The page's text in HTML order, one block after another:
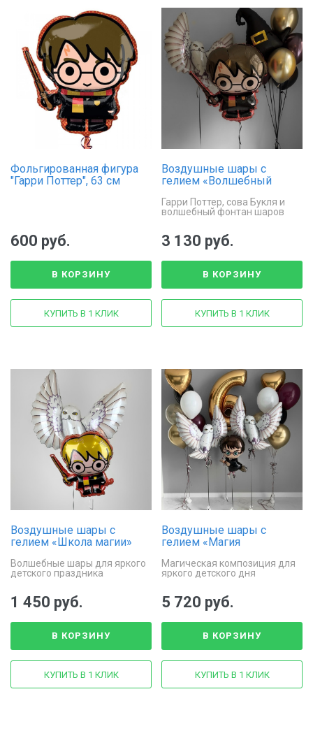
Фольгированная фигура
"Гарри Поттер", 63 см
600 руб.
В КОРЗИНУ
КУПИТЬ В 1 КЛИК
Воздушные шары с
гелием «Волшебный
Гарри Поттер, сова Букля и
волшебный фонтан шаров
3 130 руб.
В КОРЗИНУ
КУПИТЬ В 1 КЛИК
Воздушные шары с
гелием «Школа магии»
Волшебные шары для яркого
детского праздника
1 450 руб.
В КОРЗИНУ
КУПИТЬ В 1 КЛИК
Воздушные шары с
гелием «Магия
Магическая композиция для
яркого детского дня
5 720 руб.
В КОРЗИНУ
КУПИТЬ В 1 КЛИК